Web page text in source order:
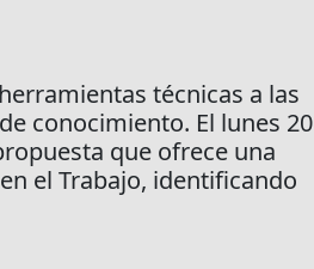
técnicas a las
conocimiento. El lunes 20
que ofrece una
el Trabajo, identificando